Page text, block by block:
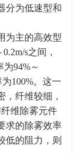
分为低速型和
为主的高效型
s之间，
94%～
100%。这一
纤维较细，
纤维除雾元件
求的除雾效率
低的阻力，则